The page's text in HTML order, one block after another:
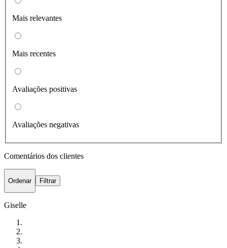
Mais relevantes
Mais recentes
Avaliações positivas
Avaliações negativas
Comentários dos clientes
Ordenar Filtrar
Giselle